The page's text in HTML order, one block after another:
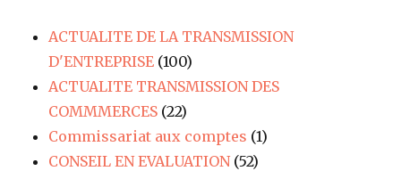
ACTUALITE DE LA TRANSMISSION
D'ENTREPRISE (100)
ACTUALITE TRANSMISSION DES
COMMMERCES (22)
Commissariat aux comptes (1)
CONSEIL EN EVALUATION(52)